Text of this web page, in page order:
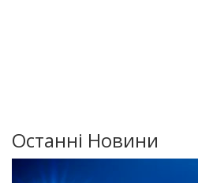
Останні Новини